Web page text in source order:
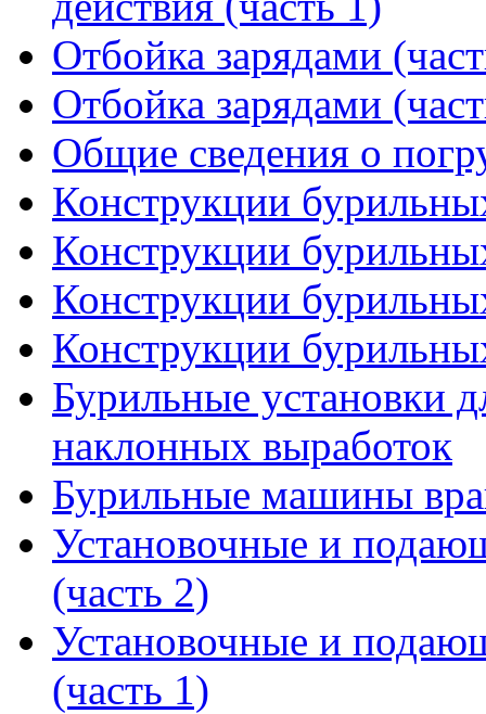
Отбойка зарядами
Отбойка зарядами
Общие сведения о
Конструкции
Конструкции
Конструкции
Конструкции
Бурильные установки
наклонных выработок
Бурильные машины
Установочные и
(часть 2)
Установочные и
(часть 1)